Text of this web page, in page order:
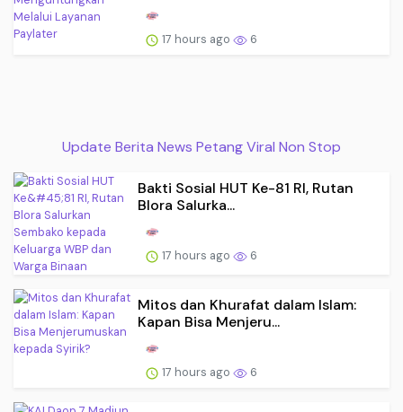
17 hours ago 6
Update Berita News Petang Viral Non Stop
Bakti Sosial HUT Ke-81 RI, Rutan
Blora Salurka...
17 hours ago 6
Mitos dan Khurafat dalam Islam:
Kapan Bisa Menjeru...
17 hours ago 6